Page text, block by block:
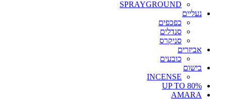
SPRAYGROUND
נעליים
כפכפים
סנדלים
סניקרס
אביזרים
כובעים
בישום
INCENSE
UP TO 80%
AMARA